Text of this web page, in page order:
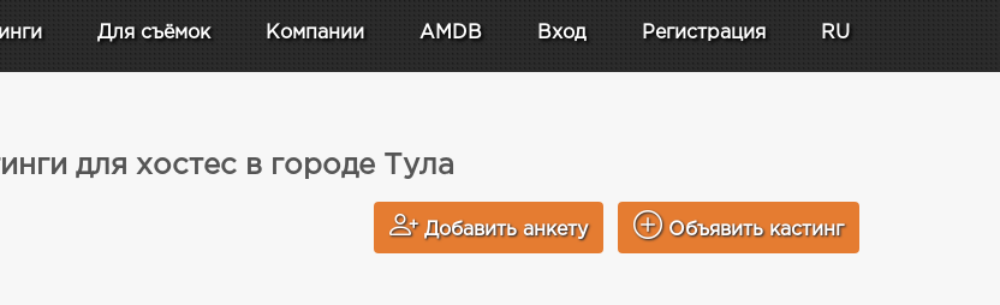
Для съёмок Компании AMDB Вход Регистрация RU
для хостес в городе Тула
Добавить анкету Объявить кастинг